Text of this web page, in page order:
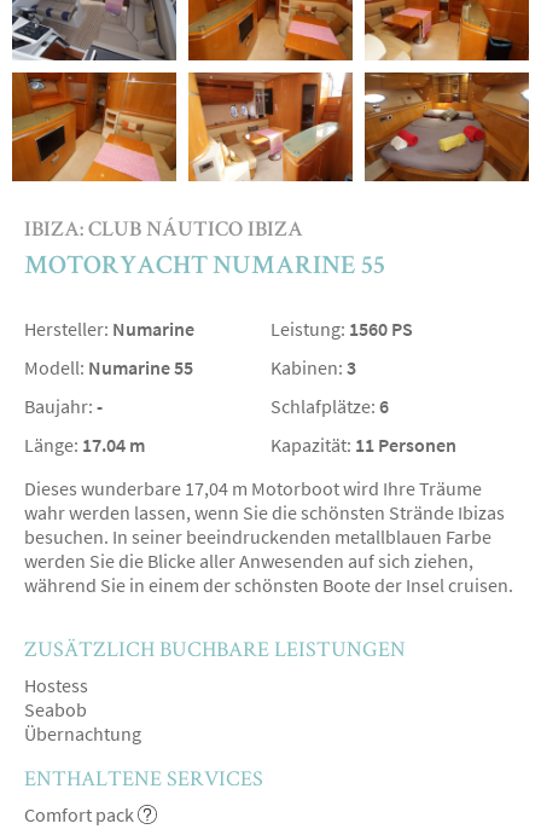
IBIZA: CLUB NÁUTICO IBIZA
MOTORYACHT NUMARINE 55
Hersteller: Numarine
Modell: Numarine 55
Baujahr: -
Länge: 17.04 m
Leistung: 1560 PS
Kabinen: 3
Schlafplätze: 6
Kapazität: 11 Personen
Dieses wunderbare 17,04 m Motorboot wird Ihre Träume
wahr werden lassen, wenn Sie die schönsten Strände Ibizas
besuchen. In seiner beeindruckenden metallblauen Farbe
werden Sie die Blicke aller Anwesenden auf sich ziehen,
während Sie in einem der schönsten Boote der Insel cruisen.
ZUSÄTZLICH BUCHBARE LEISTUNGEN
Hostess
Seabob
Übernachtung
ENTHALTENE SERVICES
Comfort pack